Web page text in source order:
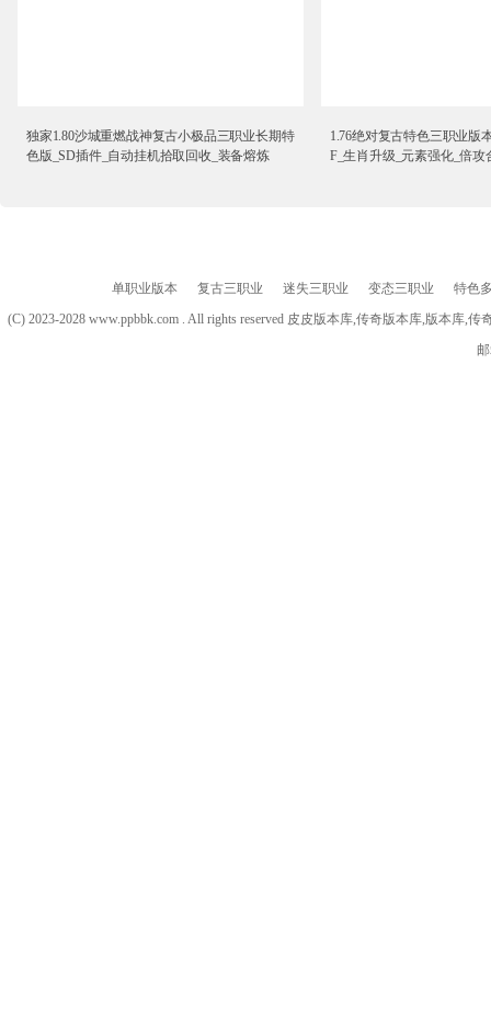
独家1.80沙城重燃战神复古小极品三职业长期特
色版_SD插件_自动挂机拾取回收_装备熔炼
1.76绝对复古特色三职业版
F_生肖升级_元素强化_倍攻
单职业版本 复古三职业 迷失三职业 变态三职业
特色
(C) 2023-2028 www.ppbbk.com . All rights reserved 皮皮版本库,传奇版本库,版本